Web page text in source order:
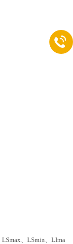
LSmax、LSmin、LIma